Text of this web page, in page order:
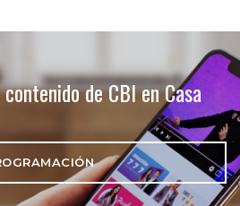
de CBI en Casa